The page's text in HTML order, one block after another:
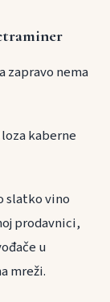
zapravo nema
kaberne
slatko vino
prodavnici,
u
mreži.